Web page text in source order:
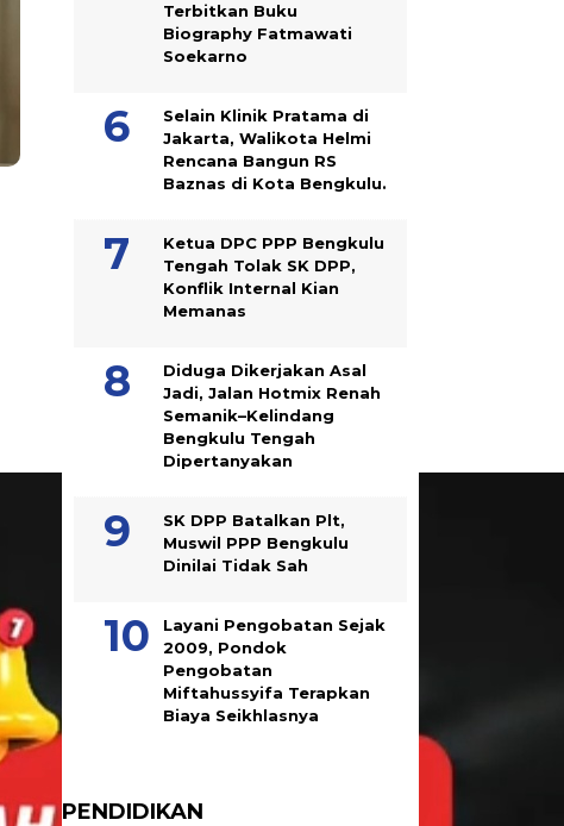
Terbitkan Buku
Biography Fatmawati
Soekarno
Selain Klinik Pratama di
Jakarta, Walikota Helmi
Rencana Bangun RS
Baznas di Kota Bengkulu.
Ketua DPC PPP Bengkulu
Tengah Tolak SK DPP,
Konflik Internal Kian
Memanas
Diduga Dikerjakan Asal
Jadi, Jalan Hotmix Renah
Semanik–Kelindang
Bengkulu Tengah
Dipertanyakan
SK DPP Batalkan Plt,
Muswil PPP Bengkulu
Dinilai Tidak Sah
Layani Pengobatan Sejak
2009, Pondok
Pengobatan
Miftahussyifa Terapkan
Biaya Seikhlasnya
PENDIDIKAN